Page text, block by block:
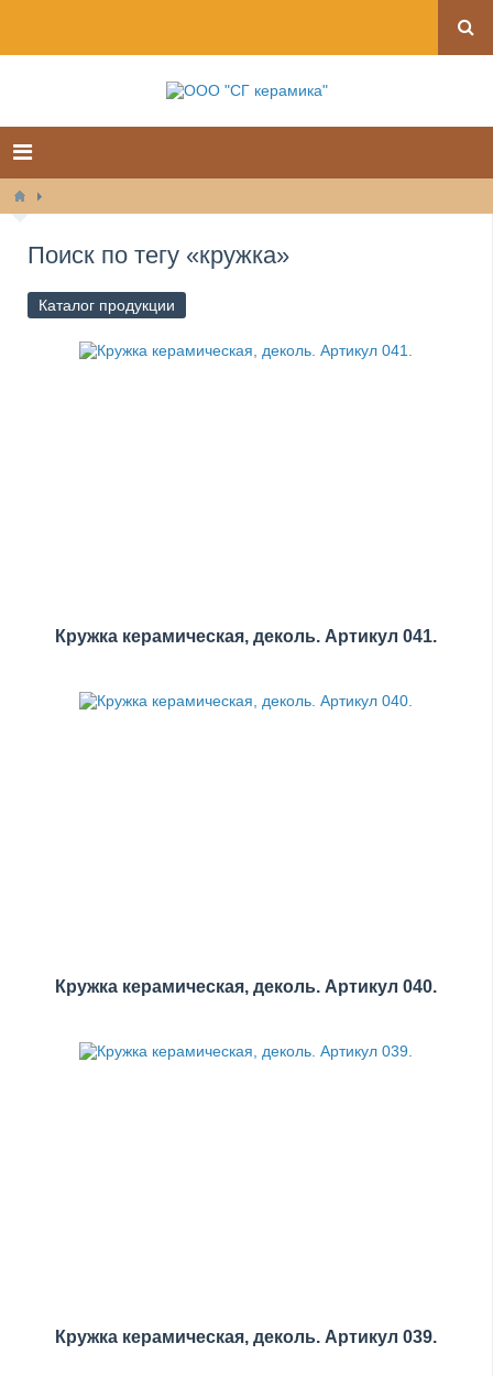
Поиск по тегу «кружка»
Каталог продукции
Кружка керамическая, деколь. Артикул 041.
Кружка керамическая, деколь. Артикул 040.
Кружка керамическая, деколь. Артикул 039.